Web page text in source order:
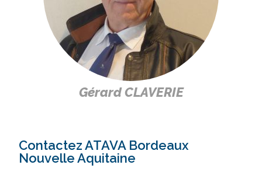
Gérard CLAVERIE
Contactez ATAVA Bordeaux
Nouvelle Aquitaine